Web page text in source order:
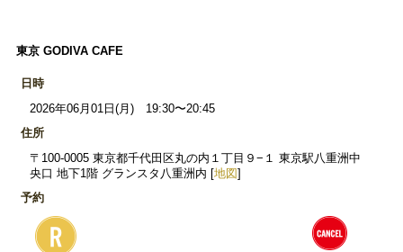
東京 GODIVA CAFE
日時
2026年06月01日(月) 19:30〜20:45
住所
〒100-0005 東京都千代田区丸の内１丁目９−１ 東京駅八重洲中
央口 地下1階 グランスタ八重洲内 [地図]
予約